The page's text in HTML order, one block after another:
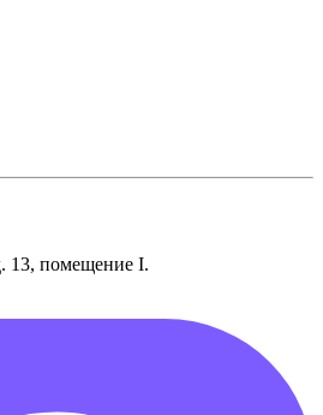
13, помещение I.